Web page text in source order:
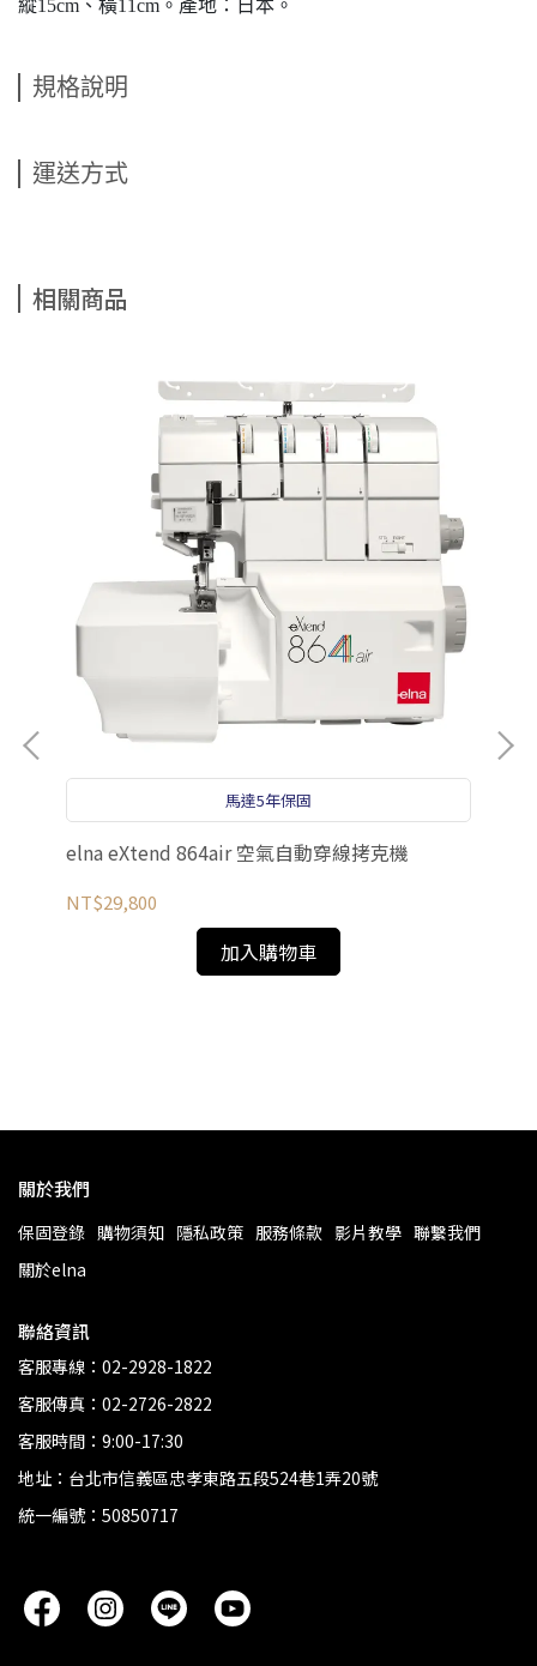
縱15cm、橫11cm。產地：日本。
規格說明
運送方式
相關商品
馬達5年保固
elna eXtend 864air 空氣自動穿線拷克機
NT$29,800
加入購物車
關於我們
保固登錄 購物須知 隱私政策 服務條款 影片教學 聯繫我們
關於elna
聯絡資訊
客服專線：02-2928-1822
客服傳真：02-2726-2822
客服時間：9:00-17:30
地址：台北市信義區忠孝東路五段524巷1弄20號
統一編號：50850717